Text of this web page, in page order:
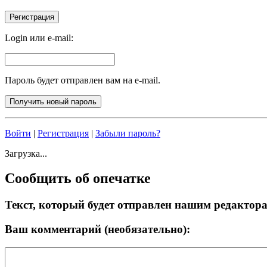
Login или e-mail:
Пароль будет отправлен вам на e-mail.
Войти | Регистрация | Забыли пароль?
Загрузка...
Сообщить об опечатке
Текст, который будет отправлен нашим
Ваш комментарий (необязательно):